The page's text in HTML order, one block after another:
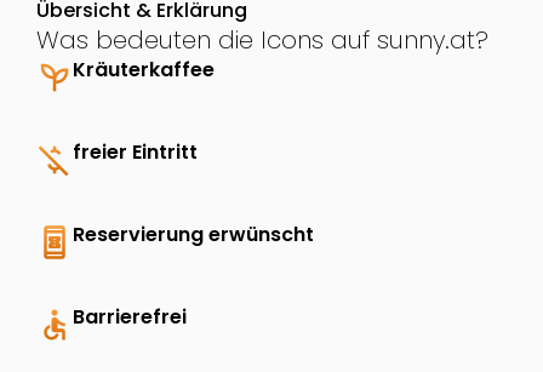
Übersicht & Erklärung
Was bedeuten die Icons auf sunny.at?
psychiatryKräuterkaffee
money_off freier Eintritt
book_online Reservierung erwünscht
accessible Barrierefrei